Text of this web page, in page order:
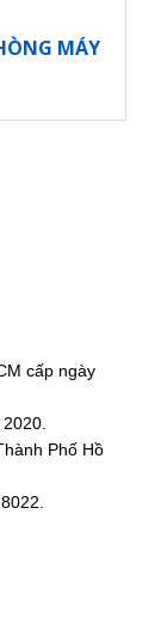
MÁY
cấp ngày
Phố Hồ